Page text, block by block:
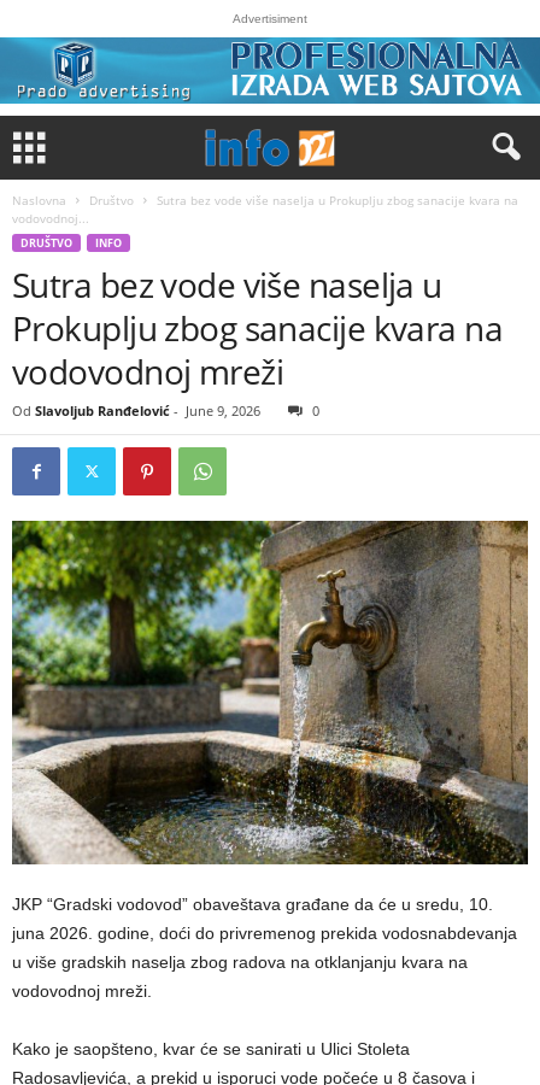
Advertisiment
Naslovna Društvo
Sutra bez vode više naselja u Prokuplju zbog sanacije kvara na
vodovodnoj...
DRUŠTVO INFO
Sutra bez vode više naselja u
Prokuplju zbog sanacije kvara na
vodovodnoj mreži
Od Slavoljub Ranđelović - June 9, 2026 0
JKP “Gradski vodovod” obaveštava građane da će u sredu, 10.
juna 2026. godine, doći do privremenog prekida vodosnabdevanja
u više gradskih naselja zbog radova na otklanjanju kvara na
vodovodnoj mreži.
Kako je saopšteno, kvar će se sanirati u Ulici Stoleta
Radosavljevića, a prekid u isporuci vode počeće u 8 časova i